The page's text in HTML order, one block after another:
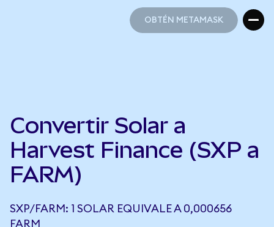
OBTÉN METAMASK
Convertir Solar a
Harvest Finance (SXP a
FARM)
SXP/FARM: 1 SOLAR EQUIVALE A 0,000656
FARM